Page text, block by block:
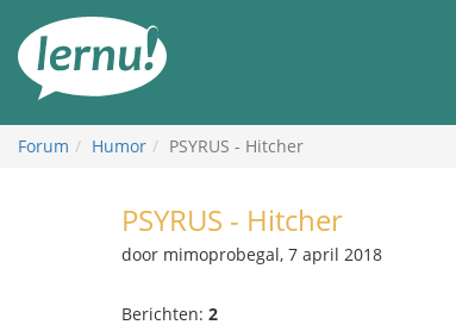
inhoud
Forum Humor PSYRUS - Hitcher
PSYRUS - Hitcher
door mimoprobegal, 7 april 2018
Berichten: 2